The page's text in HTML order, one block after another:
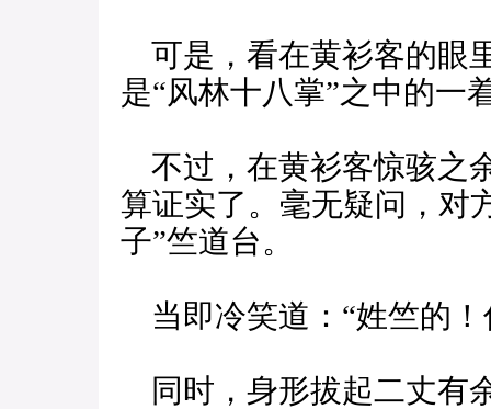
可是，看在黄衫客的眼
是“风林十八掌”之中的一
不过，在黄衫客惊骇之
算证实了。毫无疑问，对
子”竺道台。
当即冷笑道：“姓竺的！
同时，身形拔起二丈有